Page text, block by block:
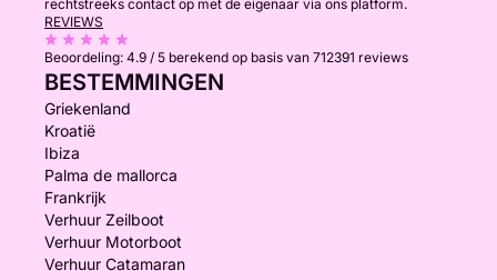
rechtstreeks contact op met de eigenaar via ons platform.
REVIEWS
Beoordeling: 4.9 / 5 berekend op basis van 712391 reviews
BESTEMMINGEN
Griekenland
Kroatië
Ibiza
Palma de mallorca
Frankrijk
Verhuur Zeilboot
Verhuur Motorboot
Verhuur Catamaran